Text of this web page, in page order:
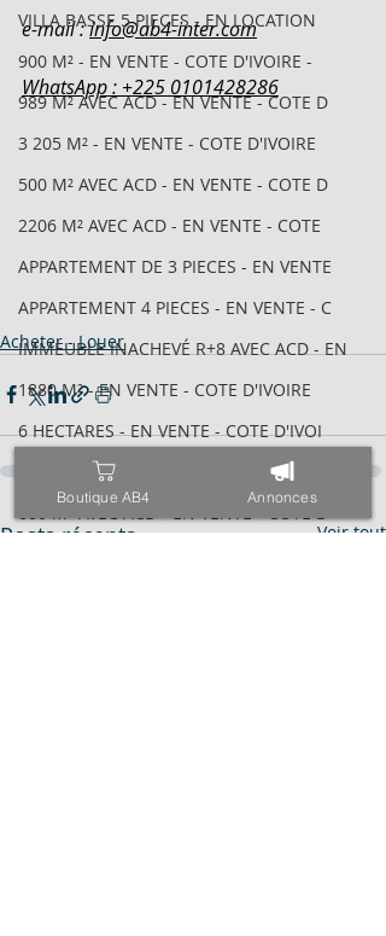
VILLA BASSE 5 PIECES - EN LOCATION
900 M² - EN VENTE - COTE D'IVOIRE -
989 M² AVEC ACD - EN VENTE - COTE D
3 205 M² - EN VENTE - COTE D'IVOIRE
500 M² AVEC ACD - EN VENTE - COTE D
2206 M² AVEC ACD - EN VENTE - COTE
APPARTEMENT DE 3 PIECES - EN VENTE
APPARTEMENT 4 PIECES - EN VENTE - C
IMMEUBLE INACHEVÉ R+8 AVEC ACD - EN
1880 M² - EN VENTE - COTE D'IVOIRE
6 HECTARES - EN VENTE - COTE D'IVOI
1838 M² - EN VENTE - COTE D'IVOIRE
600 M² AVEC ACD - EN VENTE - COTE D
e-mail : info@ab4-inter.com
WhatsApp : +225 0101428286
Acheter - Louer
Posts récents Voir tout
Boutique AB4 Annonces